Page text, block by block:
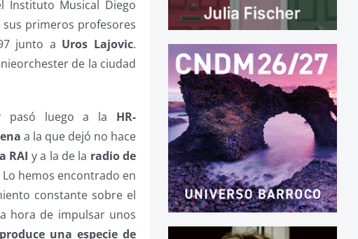
Instituto Musical Diego
sus primeros profesores
junto a Uros Lajovic.
de la ciudad
pasó luego a la HR-
a la que dejó no hace
RAI y a la de la radio de
hemos encontrado en
constante sobre el
hora de impulsar unos
una especie de